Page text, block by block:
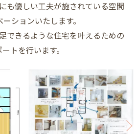
も優しい工夫が施されている空間
ションいたします。
できるような住宅を叶えるための
トを行います。